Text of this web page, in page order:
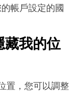
帳戶設定的國
藏​​我的位
置，您可以調整